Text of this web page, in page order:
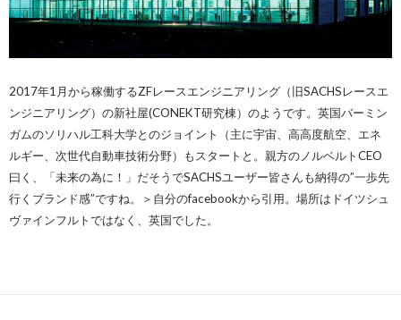
2017年1月から稼働するZFレースエンジニアリング（旧SACHSレースエ
ンジニアリング）の新社屋(CONEKT研究棟）のようです。英国バーミン
ガムのソリハル工科大学とのジョイント（主に宇宙、高高度航空、エネ
ルギー、次世代自動車技術分野）もスタートと。親方のノルベルトCEO
曰く、「未来の為に！」だそうでSACHSユーザー皆さんも納得の”一歩先
行くブランド感”ですね。＞自分のfacebookから引用。場所はドイツシュ
ヴァインフルトではなく、英国でした。